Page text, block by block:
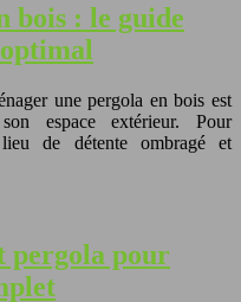
bois : le guide
une pergola en bois est
espace extérieur. Pour
de détente ombragé et
pergola pour